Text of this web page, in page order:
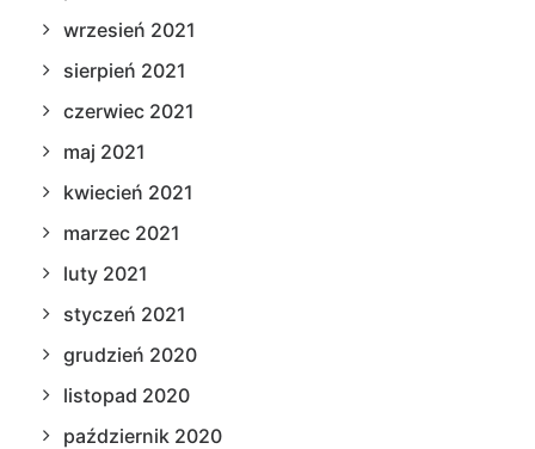
wrzesień 2021
sierpień 2021
czerwiec 2021
maj 2021
kwiecień 2021
marzec 2021
luty 2021
styczeń 2021
grudzień 2020
listopad 2020
październik 2020